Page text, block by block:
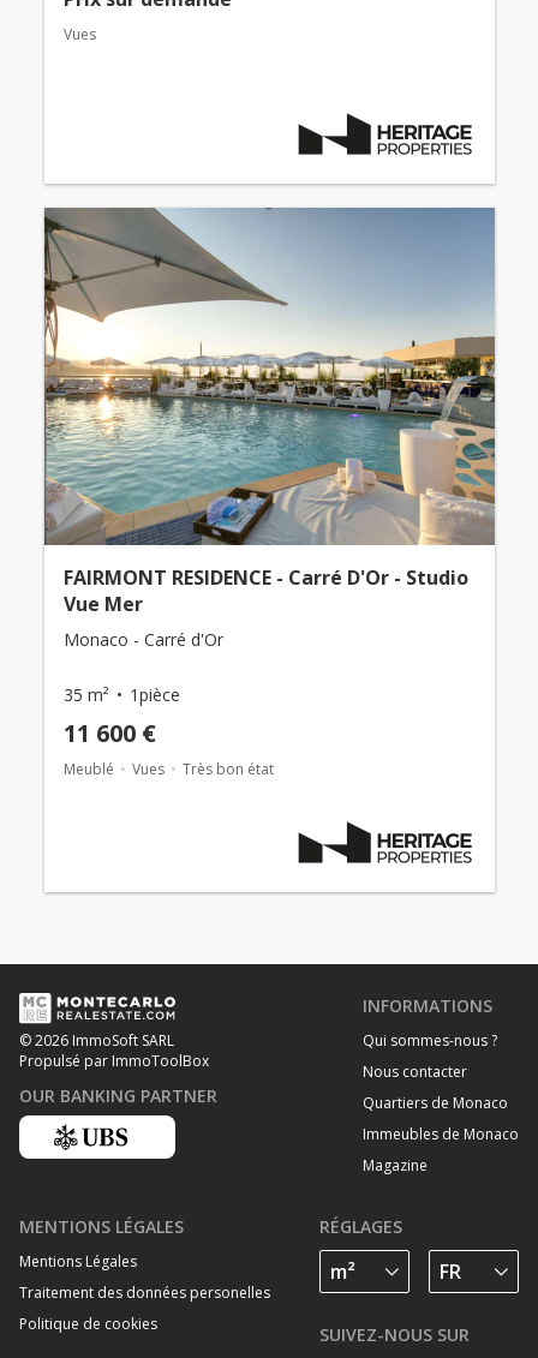
Vues
FAIRMONT RESIDENCE - Carré D'Or - Studio
Vue Mer
Monaco - Carré d'Or
35 m² 1pièce
11 600 €
Meublé Vues Très bon état
© 2026 ImmoSoft SARL
Propulsé par ImmoToolBox
OUR BANKING PARTNER
INFORMATIONS
Qui sommes-nous ?
Nous contacter
Quartiers de Monaco
Immeubles de Monaco
Magazine
MENTIONS LÉGALES
Mentions Légales
Traitement des données personelles
Politique de cookies
RÉGLAGES
SUIVEZ-NOUS SUR